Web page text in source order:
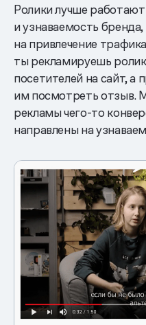
Ролики лучше
и узнаваемость
на привлечение
ты рекламируешь
посетителей на сайт, а
им посмотреть отзыв.
рекламы чего-то
направлены на